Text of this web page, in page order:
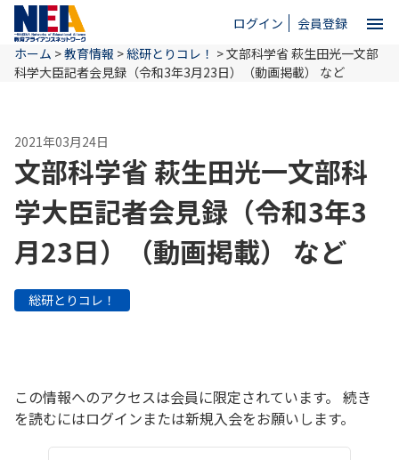
ログイン 会員登録 menu
ホーム
NEAとは
教育情報
お問い合わせ
ホーム >教育情報 >総研とりコレ！ >文部科学省 萩生田光一文部
科学大臣記者会見録（令和3年3月23日）（動画掲載） など
2021年03月24日
文部科学省 萩生田光一文部科
学大臣記者会見録（令和3年3
月23日）（動画掲載） など
総研とりコレ！
この情報へのアクセスは会員に限定されています。 続き
を読むにはログインまたは新規入会をお願いします。